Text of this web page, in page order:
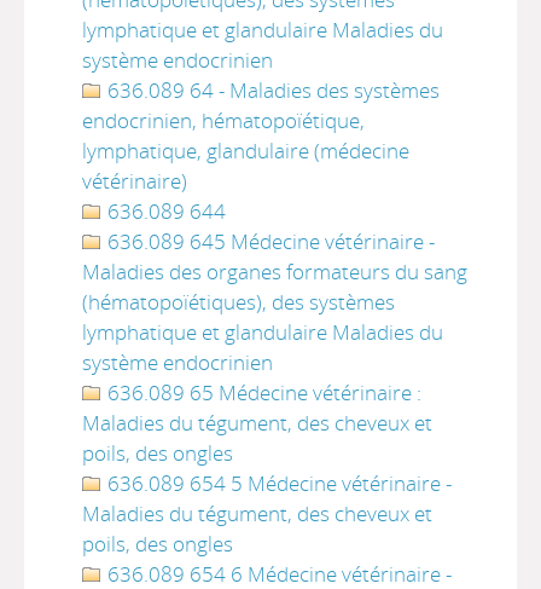
lymphatique et glandulaire Maladies du
système endocrinien
636.089 64 - Maladies des systèmes
endocrinien, hématopoïétique,
lymphatique, glandulaire (médecine
vétérinaire)
636.089 644
636.089 645 Médecine vétérinaire -
Maladies des organes formateurs du sang
(hématopoïétiques), des systèmes
lymphatique et glandulaire Maladies du
système endocrinien
636.089 65 Médecine vétérinaire :
Maladies du tégument, des cheveux et
poils, des ongles
636.089 654 5 Médecine vétérinaire -
Maladies du tégument, des cheveux et
poils, des ongles
636.089 654 6 Médecine vétérinaire -